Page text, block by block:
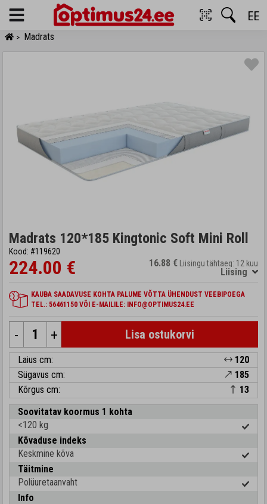
Menu EE
> Madrats
Madrats 120*185 Kingtonic Soft Mini Roll
Kood: #119620
224.00 € 16.88 € Liisingu tähtaeg: 12 kuu
Liising
KAUBA SAADAVUSE KOHTA PALUME VÕTTA ÜHENDUST VEEBIPOEGA
TEL.: 56461150 VÕI E-MAILILE: INFO@OPTIMUS24.EE
- + Lisa ostukorvi
Laius cm:
120
Sügavus cm:
185
Kõrgus cm:
13
Soovitatav koormus 1 kohta
<120 kg
Kõvaduse indeks
Keskmine kõva
Täitmine
Polüuretaanvaht
Info